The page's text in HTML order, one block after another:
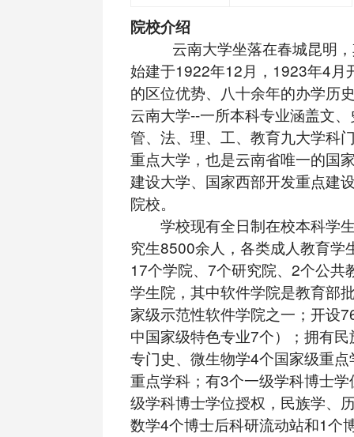
院校介绍
云南大学坐落在春城昆明，
始建于1922年12月，1923年4月
的区位优势、八十余年的办学历
云南大学--一所本科专业涵盖文
管、法、理、工、教育九大学科
重点大学，也是云南省唯一的国
建设大学、国家西部开发重点建
院校。
学校现有全日制在校本科学
究生8500余人，各类成人教育学
17个学院、7个研究院、2个公共
学生院，其中软件学院是教育部
家级示范性软件学院之一；开设
中国家级特色专业7个）；拥有
专门史、微生物学4个国家级重
重点学科；有3个一级学科博士
级学科博士学位授权，民族学、
数学4个博士后科研流动站和1个